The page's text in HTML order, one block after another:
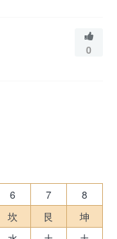
0
6 7
8
坎 艮
坤